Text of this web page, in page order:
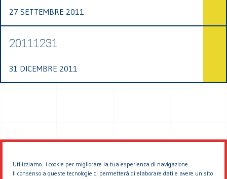
Utilizziamo i cookie per migliorare la tua esperienza di navigazione.
Il consenso a queste tecnologie ci permetterà di elaborare dati e avere un sito
27 SETTEMBRE 2011
20111231
31 DICEMBRE 2011